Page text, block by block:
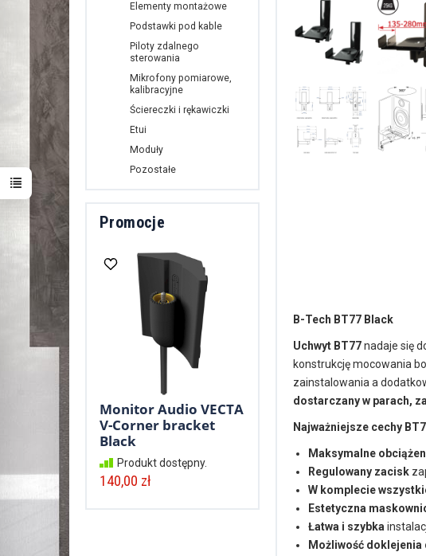
B-Tech BT77 Black
Uchwyt BT77nadaje się
konstrukcję mocowania
zainstalowania a
dostarczany w parach,
Najważniejsze cechy
Maksymalne
Regulowany zacisk
W komplecie
Estetyczna
Łatwa i szybka
Możliwość
Elementy montażowe
Podstawki pod kable
Piloty zdalnego
sterowania
Mikrofony pomiarowe,
kalibracyjne
Ściereczki i rękawiczki
Etui
Moduły
Pozostałe
Promocje
Monitor Audio VECTA
V-Corner bracket
Black
Produkt dostępny.
140,00 zł